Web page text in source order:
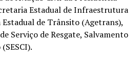
Estadual de Infraestrutura
Estadual de Trânsito (Agetrans),
Serviço de Resgate, Salvamento